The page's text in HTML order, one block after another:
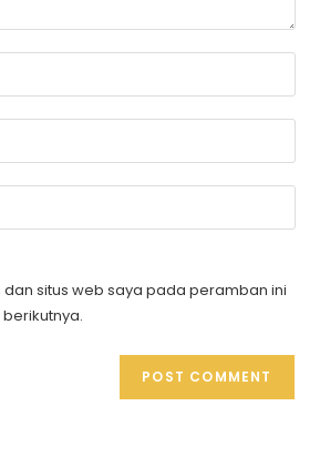
situs web saya pada peramban ini